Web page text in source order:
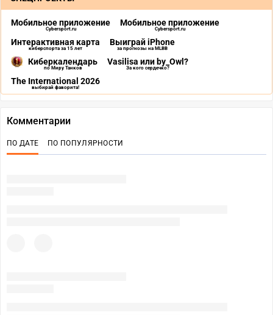
Мобильное приложение
Cybersport.ru
Мобильное приложение
Cybersport.ru
Интерактивная карта
киберспорта за 15 лет
Выиграй iPhone
за прогнозы на MLBB
Киберкалендарь
по Миру Танков
Vasilisa или by_Owl?
За кого сердечко?
The International 2026
выбирай фаворита!
Комментарии
ПО ДАТЕ ПО ПОПУЛЯРНОСТИ